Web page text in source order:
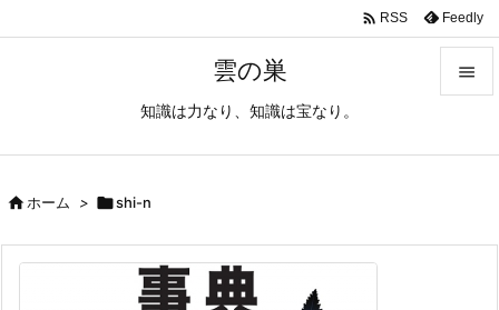
雲の巣
知識は力なり、知識は宝なり。

 RSS Feedly
ホーム > shi-n